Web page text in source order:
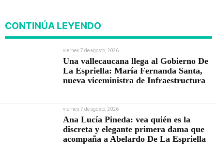
CONTINÚA LEYENDO
viernes 7 de agosto, 2026
Una vallecaucana llega al Gobierno De
La Espriella: María Fernanda Santa,
nueva viceministra de Infraestructura
viernes 7 de agosto, 2026
Ana Lucía Pineda: vea quién es la
discreta y elegante primera dama que
acompaña a Abelardo De La Espriella